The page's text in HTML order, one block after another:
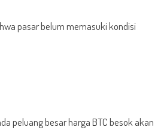
pasar belum memasuki kondisi
peluang besar harga BTC besok akan